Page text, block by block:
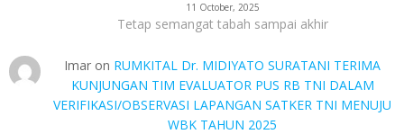
11 October, 2025
Tetap semangat tabah sampai akhir
Imar on RUMKITAL Dr. MIDIYATO SURATANI TERIMA
KUNJUNGAN TIM EVALUATOR PUS RB TNI DALAM
VERIFIKASI/OBSERVASI LAPANGAN SATKER TNI MENUJU
WBK TAHUN 2025